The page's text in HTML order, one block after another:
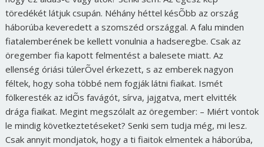
töredékét látjuk csupán. Néhány héttel késÕbb az ország
háborúba keveredett a szomszéd országgal. A falu minden
fiatalemberének be kellett vonulnia a hadseregbe. Csak az
öregember fia kapott felmentést a balesete miatt. Az
ellenség óriási túlerÕvel érkezett, s az emberek nagyon
féltek, hogy soha többé nem fogják látni fiaikat. Ismét
fölkeresték az idÕs favágót, sírva, jajgatva, mert elvitték
drága fiaikat. Megint megszólalt az öregember: – Miért vontok
le mindig következtetéseket? Senki sem tudja még, mi lesz.
Csak annyit mondjatok, hogy a ti fiaitok elmentek a háborúba,